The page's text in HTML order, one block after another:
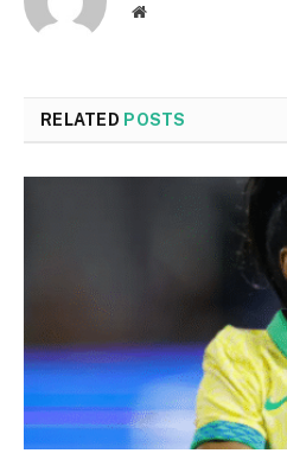
Website
RELATED POSTS